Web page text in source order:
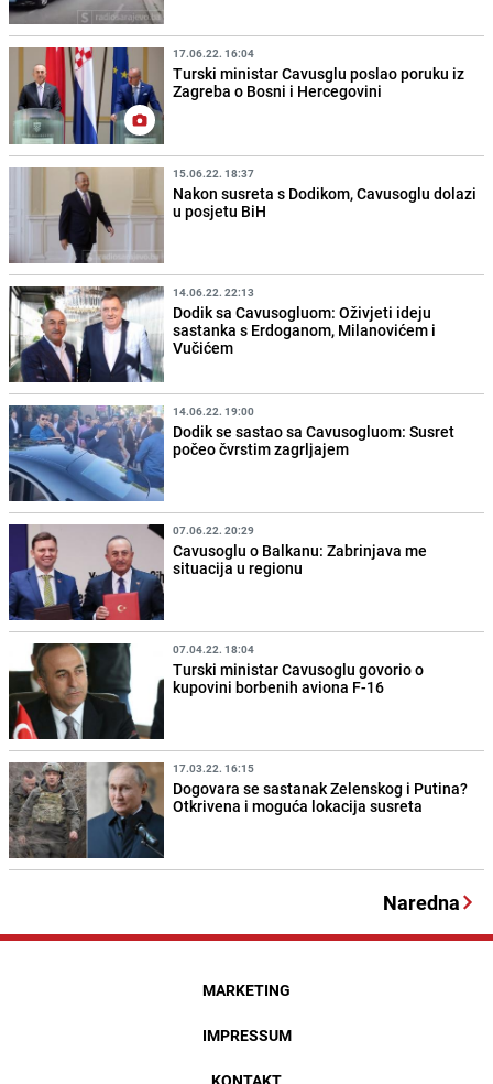
17.06.22. 16:04
Turski ministar Cavusglu poslao poruku iz
Zagreba o Bosni i Hercegovini
15.06.22. 18:37
Nakon susreta s Dodikom, Cavusoglu dolazi
u posjetu BiH
14.06.22. 22:13
Dodik sa Cavusogluom: Oživjeti ideju
sastanka s Erdoganom, Milanovićem i
Vučićem
14.06.22. 19:00
Dodik se sastao sa Cavusogluom: Susret
počeo čvrstim zagrljajem
07.06.22. 20:29
Cavusoglu o Balkanu: Zabrinjava me
situacija u regionu
07.04.22. 18:04
Turski ministar Cavusoglu govorio o
kupovini borbenih aviona F-16
17.03.22. 16:15
Dogovara se sastanak Zelenskog i Putina?
Otkrivena i moguća lokacija susreta
Naredna
MARKETING
IMPRESSUM